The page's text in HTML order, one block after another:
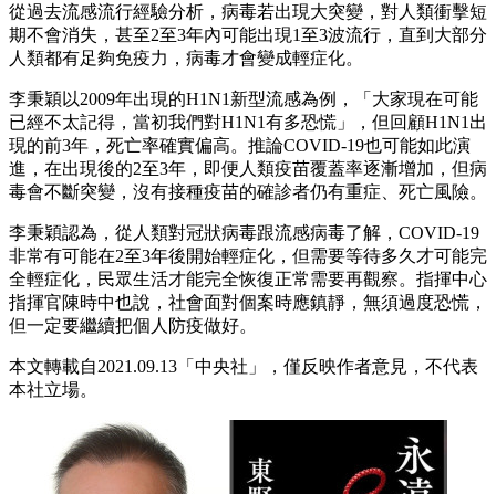
從過去流感流行經驗分析，病毒若出現大突變，對人類衝擊短
期不會消失，甚至2至3年內可能出現1至3波流行，直到大部分
人類都有足夠免疫力，病毒才會變成輕症化。
李秉穎以2009年出現的H1N1新型流感為例，「大家現在可能
已經不太記得，當初我們對H1N1有多恐慌」，但回顧H1N1出
現的前3年，死亡率確實偏高。推論COVID-19也可能如此演
進，在出現後的2至3年，即便人類疫苗覆蓋率逐漸增加，但病
毒會不斷突變，沒有接種疫苗的確診者仍有重症、死亡風險。
李秉穎認為，從人類對冠狀病毒跟流感病毒了解，COVID-19
非常有可能在2至3年後開始輕症化，但需要等待多久才可能完
全輕症化，民眾生活才能完全恢復正常需要再觀察。指揮中心
指揮官陳時中也說，社會面對個案時應鎮靜，無須過度恐慌，
但一定要繼續把個人防疫做好。
本文轉載自2021.09.13 「中央社」， 僅反映作者意見，不代表
本社立場。